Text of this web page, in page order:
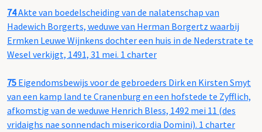
74Akte van boedelscheiding van de nalatenschap van
Hadewich Borgerts, weduwe van Herman Borgertz waarbij
Ermken Leuwe Wijnkens dochter een huis in de Nederstrate te
Wesel verkijgt, 1491, 31 mei. 1 charter
75 Eigendomsbewijs voor de gebroeders Dirk en Kirsten Smyt
van een kamp land te Cranenburg en een hofstede te Zyfflich,
afkomstig van de weduwe Henrich Bless, 1492 mei 11 (des
vridaighs nae sonnendach misericordia Domini). 1 charter